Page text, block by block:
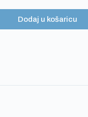
Dodaj u košaricu